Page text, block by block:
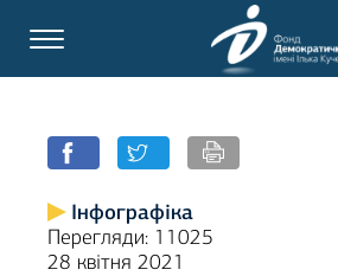
Інфографіка
Перегляди: 11025
28 квітня 2021